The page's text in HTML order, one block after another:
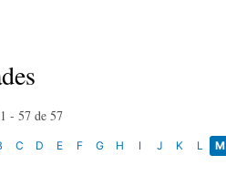
- 57 de 57
C D E F G H I J K L M